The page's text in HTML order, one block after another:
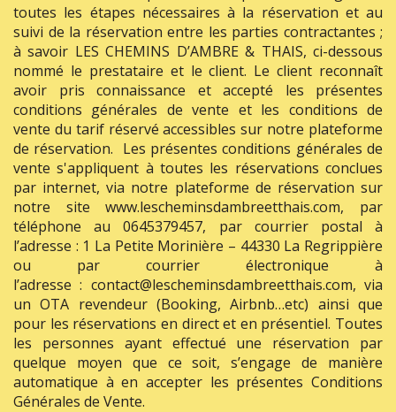
toutes les étapes nécessaires à la réservation et au
suivi de la réservation entre les parties contractantes ;
à savoir LES CHEMINS D’AMBRE & THAIS, ci-dessous
nommé le prestataire et le client. Le client reconnaît
avoir pris connaissance et accepté les présentes
conditions générales de vente et les conditions de
vente du tarif réservé accessibles sur notre plateforme
de réservation. Les présentes conditions générales de
vente s'appliquent à toutes les réservations conclues
par internet, via notre plateforme de réservation sur
notre site www.lescheminsdambreetthais.com, par
téléphone au 0645379457, par courrier postal à
l’adresse : 1 La Petite Morinière – 44330 La Regrippière
ou par courrier électronique à
l’adresse : contact@lescheminsdambreetthais.com, via
un OTA revendeur (Booking, Airbnb…etc) ainsi que
pour les réservations en direct et en présentiel. Toutes
les personnes ayant effectué une réservation par
quelque moyen que ce soit, s’engage de manière
automatique à en accepter les présentes Conditions
Générales de Vente.